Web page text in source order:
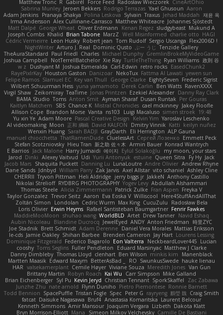
Matthew Tronc R Gabirél Force Feed Radosław Wieczorek CineArtOhio
Sabrina Munley Jeroen Bekkers Rodrigo Terrazas Yael Ghusoun Aaron
Adam Jenkins Pranaya Shakya Polina Leskova Sylvain Traxus Jehad Maddah 재윤 옥
Irma Andersson Alex Cullinane-Carrasco Matthew Whiteacre Johannes Sjöstedt
Matt Dalpé George Wheat Oliver Erdmann Kenan Regez sludgybeast Mukund A
Joseph Combs Khalid Brian Tabone MarzZ Well Misinformed charlie otto HAGI
Cédric Vermeirre Leon Husky Robert jean Tom Rudolf Sergio Uscanga Flex2006D !
NightWriter Arturo J. Real Dominic Qusto ぶー うじ
Tenzide Gallery
TheAuraStandard Paul Friedl Charles Michael Dunphy GremlinBrokeMyVideoGame
Joshua Campbell
NotTerrellBatchelor Xie Ray TurtleTheThing Ryan Williams 政則 谷
w z
Dushyant M Joshua Esmeralda Carl-Edwin retro rocks EasedChunk2
RayePixlrKay Houston Gaston Danizoar NekoTux Fattma Al Lawati yewen sun
Felipe Ramos Slamuel EC Key van Thull George Clarke EightySeven Frederic Sigrist
Wilbert Schuurman Hess yuna yamamoto Derek Carlin Ben Watts RavenXXXX
Virgil Shaw Zeikomiray TeaTime Jonas Printzen Ezekiel Alexander Danny Ray Clark
BAMA Studio Toms Anton Smit Ayman Sharaf Dusan Runtak Per Gouras
Kaitlyn Matchem
SBS Chance K Mistral Chronicles cael mckinney Jakey Floofle
Allison Cope Brandon Morse Vanta ns103 Luigi Macaluso simen stroek 19:48
Yu xin Ye Adam Moore Pascal Creative Design Kelvin Yim Yaroslav Leschenko
AI videomaking Moon 正和 綱嶋 David KALFON Dmitry Vinnik Katti keilyn nuñez
Wenxin Huang Sarah BADJI GrayDarth Eli Herrington ALP Gauna
manuel chiocchetta ThatRamenDude CluelessArt Cергей Лозенко Emmett Peck
Stefan Scotzniovsky Hieu Tran 新之助 佐々木 Armin Bauer Konrad Wantrych
E Barrios Jack Malone Harry Jumaidi 에이지 Eylül Solakoğlu
my moon, your stars
Jarod Dinki Alexey Vaitvud Udi Yurii Antonyuk estuine Queen Sitra Fy Hy Jack
Jacob Mars Shaquita Puckett Danning Lu LunaLoutre Andre Olivier Andrew Rhyne
Dane Sands Jdnbyd William Parry Zak Jarvis Axel Allstar vito schaniel Ashley Cline
CHERRII Tryvon Pittman Heli Aldridge jerry biggs jr JakkeN Anthony Castillo
Nikolai Strelioff RYDBRG PHOTOGRAPHY Yogev Levy Abdullah Alshammari
Thomas Steele Alicia Zimmermann Patrick Zulke Fran Aspen Freyka V
Taylor Gonzalez Trevor Seitz Aaron Eva Eoska V Williscool
Here4StuffAndAllThat
Zoltán Simon
Londolan Cedric Wurm Max King CucuZulu
Radosław Bela
Loris Olivier Erwin Heyms Rafael Santisteban Baumgartner Fenrir Fawkes
MaddieMooMoon shuhao wang WorldBLD Artet Drew Tanner Navid Eshaq
Aubin Nicoleau
Blandine Ducrocq JewelEyed ANDY Anton Friedman 時里ZYC
Joe Stadnik Brett Schmidt Adam Derenne Daniel Vera Morales Mattias Eriksson
le-cds Jamie Oakley Shihan Barbee Brenden Cameron Jay Hart Lourens Lessing
Dominique Fitzgerald Federico Bagarolo Eon Valterra NeckbeardLover445 Lucian
cooshy Toms Seglins Fuller Pendleton Eduard Marsinyac Matthew J Clarke
Danny Dimbleby Thomas Lloyd clenhart Ben Wilson minkis kim
Manenblack
Martten Maasik Edward Maxym BetterAsBad _ RO SwunkusSwede hauke lienau
HAR valsekamerplant Cemile Høyer Viviane Souza Meredith Jones Van Gun
Brittany Martin Robyn Roach Kai Wu Carr Simpson Mike Galland
Brian Eichenberger Syl Pu Kevin Jeryd Christian Tennant SporkSkaffel
Zac Zabawa
Junzhe Zhu nate arnold Flynn Duniho Pietro Piemontese Ronnie Barnett
Todd Bennion SpacePuffle Tristan Fogle Spec Peter G rayryeng 鸝瑩 魏 Craig Smith
fatcat Daisuke Nagasawa Bruf4 Anastasia Komaritska Laurent Belcour
Kenneth Simmons Amir Mansour Joaquim Vergara Lizbeth Dakota Klatt
Bryn Morrison-Elliott Mana Simeon Milkov Velchevsky Camille De Bastiani